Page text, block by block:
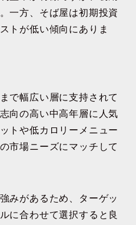
一方、そば屋は初期投資
トが低い傾向にありま
で幅広い層に支持されて
向の高い中高年層に人気
トや低カロリーメニュー
市場ニーズにマッチして
みがあるため、ターゲッ
に合わせて選択すると良